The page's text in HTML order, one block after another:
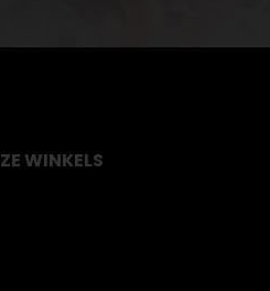
WINKELS